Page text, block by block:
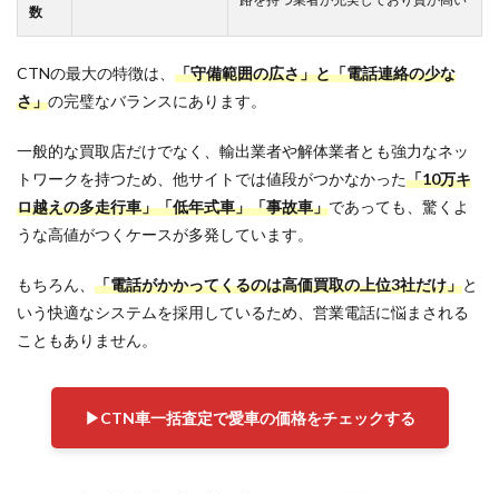
営業
引な
交渉
こと
があ
る
5.2
から
の電
話が
一気
数
CTNの最大の特徴は、 「守備範囲の広さ」と「電話連絡の少な
さ」の完璧なバランスにあります。
一般的な買取店だけでなく、輸出業者や解体業者とも強力なネッ
トワークを持つため、他サイトでは値段がつかなかった「10万キ
ロ越えの多走行車」「低年式車」「事故車」であっても、驚くよ
うな高値がつくケースが多発しています。
もちろん、 「電話がかかってくるのは高価買取の上位3社だけ」と
いう快適なシステムを採用しているため、営業電話に悩まされる
こともありません。
▶︎CTN車一括査定で愛車の価格をチェックする